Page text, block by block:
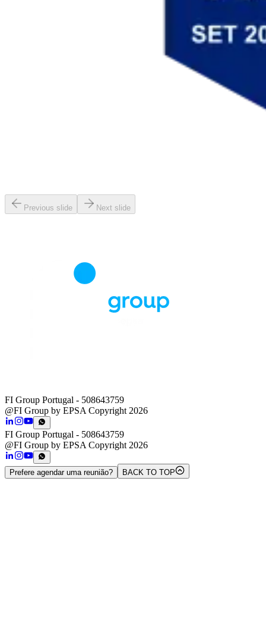
Previous slide Next slide
FI Group Portugal - 508643759
@FI Group by EPSA Copyright 2026
FI Group Portugal - 508643759
@FI Group by EPSA Copyright 2026
Prefere agendar uma reunião? BACK TO TOP